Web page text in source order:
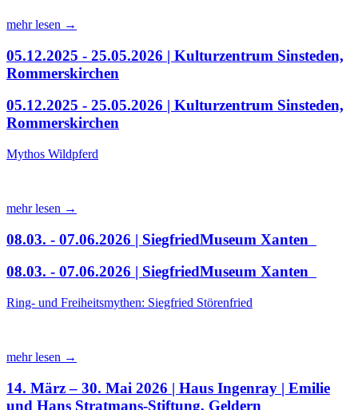
mehr lesen →
05.12.2025 - 25.05.2026 | Kulturzentrum Sinsteden,
Rommerskirchen
05.12.2025 - 25.05.2026 | Kulturzentrum Sinsteden,
Rommerskirchen
Mythos Wildpferd
mehr lesen →
08.03. - 07.06.2026 | SiegfriedMuseum Xanten
08.03. - 07.06.2026 | SiegfriedMuseum Xanten
Ring- und Freiheitsmythen: Siegfried Störenfried
mehr lesen →
14. März – 30. Mai 2026 | Haus Ingenray | Emilie
und Hans Stratmans-Stiftung, Geldern